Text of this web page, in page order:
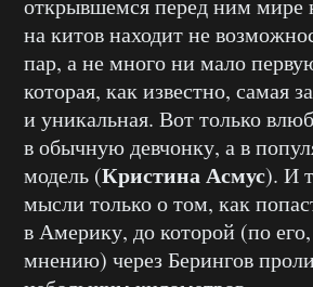
на китов находит не
пар, а не много ни мало
которая, как известно, самая
и уникальная. Вот только
в обычную девчонку, а в
модель (Кристина Асмус). И
мысли только о том, как
в Америку, до которой (по его,
мнению) через Берингов